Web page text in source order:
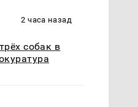
2 часа назад
собак в